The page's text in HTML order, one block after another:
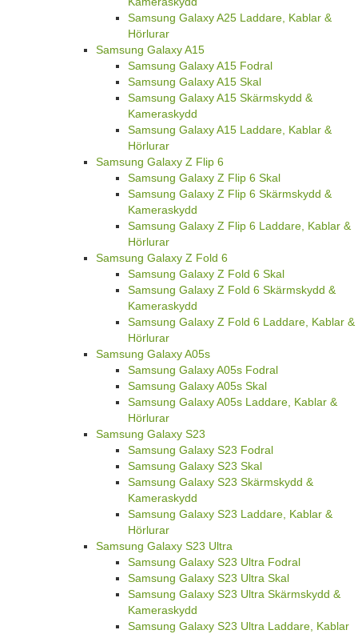
Samsung Galaxy A25 Laddare, Kablar &
Hörlurar
Samsung Galaxy A15
Samsung Galaxy A15 Fodral
Samsung Galaxy A15 Skal
Samsung Galaxy A15 Skärmskydd &
Kameraskydd
Samsung Galaxy A15 Laddare, Kablar &
Hörlurar
Samsung Galaxy Z Flip 6
Samsung Galaxy Z Flip 6 Skal
Samsung Galaxy Z Flip 6 Skärmskydd &
Kameraskydd
Samsung Galaxy Z Flip 6 Laddare, Kablar &
Hörlurar
Samsung Galaxy Z Fold 6
Samsung Galaxy Z Fold 6 Skal
Samsung Galaxy Z Fold 6 Skärmskydd &
Kameraskydd
Samsung Galaxy Z Fold 6 Laddare, Kablar &
Hörlurar
Samsung Galaxy A05s
Samsung Galaxy A05s Fodral
Samsung Galaxy A05s Skal
Samsung Galaxy A05s Laddare, Kablar &
Hörlurar
Samsung Galaxy S23
Samsung Galaxy S23 Fodral
Samsung Galaxy S23 Skal
Samsung Galaxy S23 Skärmskydd &
Kameraskydd
Samsung Galaxy S23 Laddare, Kablar &
Hörlurar
Samsung Galaxy S23 Ultra
Samsung Galaxy S23 Ultra Fodral
Samsung Galaxy S23 Ultra Skal
Samsung Galaxy S23 Ultra Skärmskydd &
Kameraskydd
Samsung Galaxy S23 Ultra Laddare, Kablar